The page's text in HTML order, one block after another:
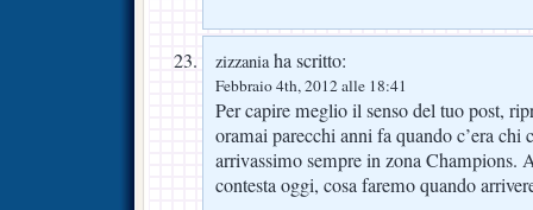
zizzaniaha scritto:
Febbraio 4th, 2012 alle 18:41
Per capire meglio il senso del tuo post,
oramai parecchi anni fa quando c’era chi
arrivassimo sempre in zona Champions.
contesta oggi, cosa faremo quando